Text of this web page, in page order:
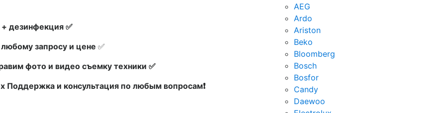
дезинфекция ✅
запросу и цене ✅
фото и видео съемку техники ✅
Поддержка и консультация по любым вопросам❗
AEG
Ardo
Ariston
Beko
Bloomberg
Bosch
Bosfor
Candy
Daewoo